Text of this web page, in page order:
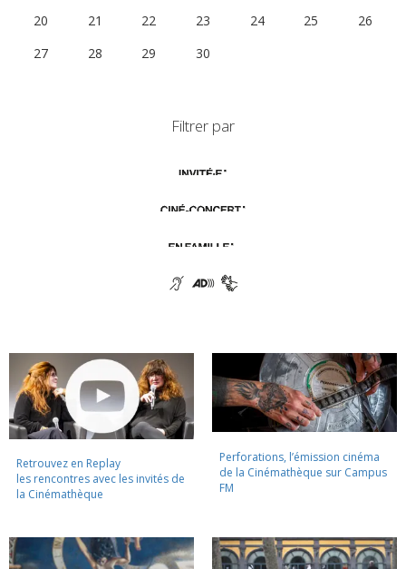
20
21 22 23 24 25
26
27
28 29 30
Filtrer par
Retrouvez en Replay
les rencontres avec les invités de
la Cinémathèque
Perforations, l’émission cinéma
de la Cinémathèque sur Campus
FM